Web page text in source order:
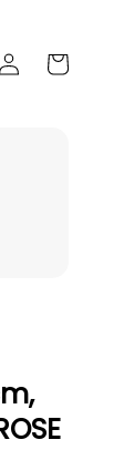
kosara